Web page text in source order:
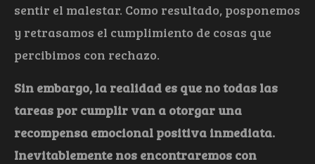
sentir el malestar. Como resultado, posponemos
y retrasamos el cumplimiento de cosas que
percibimos con rechazo.
Sin embargo, la realidad es que no todas las
tareas por cumplir van a otorgar una
recompensa emocional positiva inmediata.
Inevitablemente nos encontraremos con